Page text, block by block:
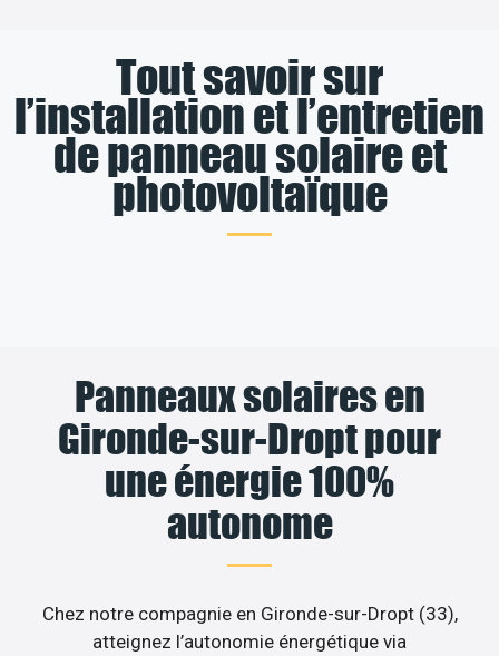
Tout savoir sur
l’installation et l’entretien
de panneau solaire et
photovoltaïque
Panneaux solaires en
Gironde-sur-Dropt pour
une énergie 100%
autonome
Chez notre compagnie en Gironde-sur-Dropt (33),
atteignez l’autonomie énergétique via